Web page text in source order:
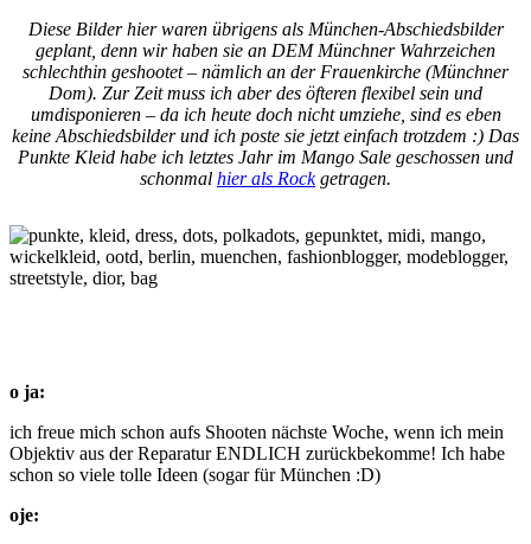
Diese Bilder hier waren übrigens als München-Abschiedsbilder
geplant, denn wir haben sie an DEM Münchner Wahrzeichen
schlechthin geshootet – nämlich an der Frauenkirche (Münchner
Dom). Zur Zeit muss ich aber des öfteren flexibel sein und
umdisponieren – da ich heute doch nicht umziehe, sind es eben
keine Abschiedsbilder und ich poste sie jetzt einfach trotzdem :) Das
Punkte Kleid habe ich letztes Jahr im Mango Sale geschossen und
schonmal hier als Rockgetragen.
o ja:
ich freue mich schon aufs Shooten nächste Woche, wenn ich mein
Objektiv aus der Reparatur ENDLICH zurückbekomme! Ich habe
schon so viele tolle Ideen (sogar für München :D)
oje: